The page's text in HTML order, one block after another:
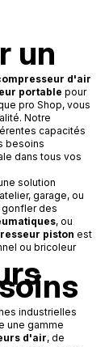
un
d'air
portable pour
pro Shop, vous
Notre
capacités
besoins
dans tous vos
solution
garage, ou
gonfler des
, ou
piston est
ou bricoleur
industrielles
une gamme
d'air, de